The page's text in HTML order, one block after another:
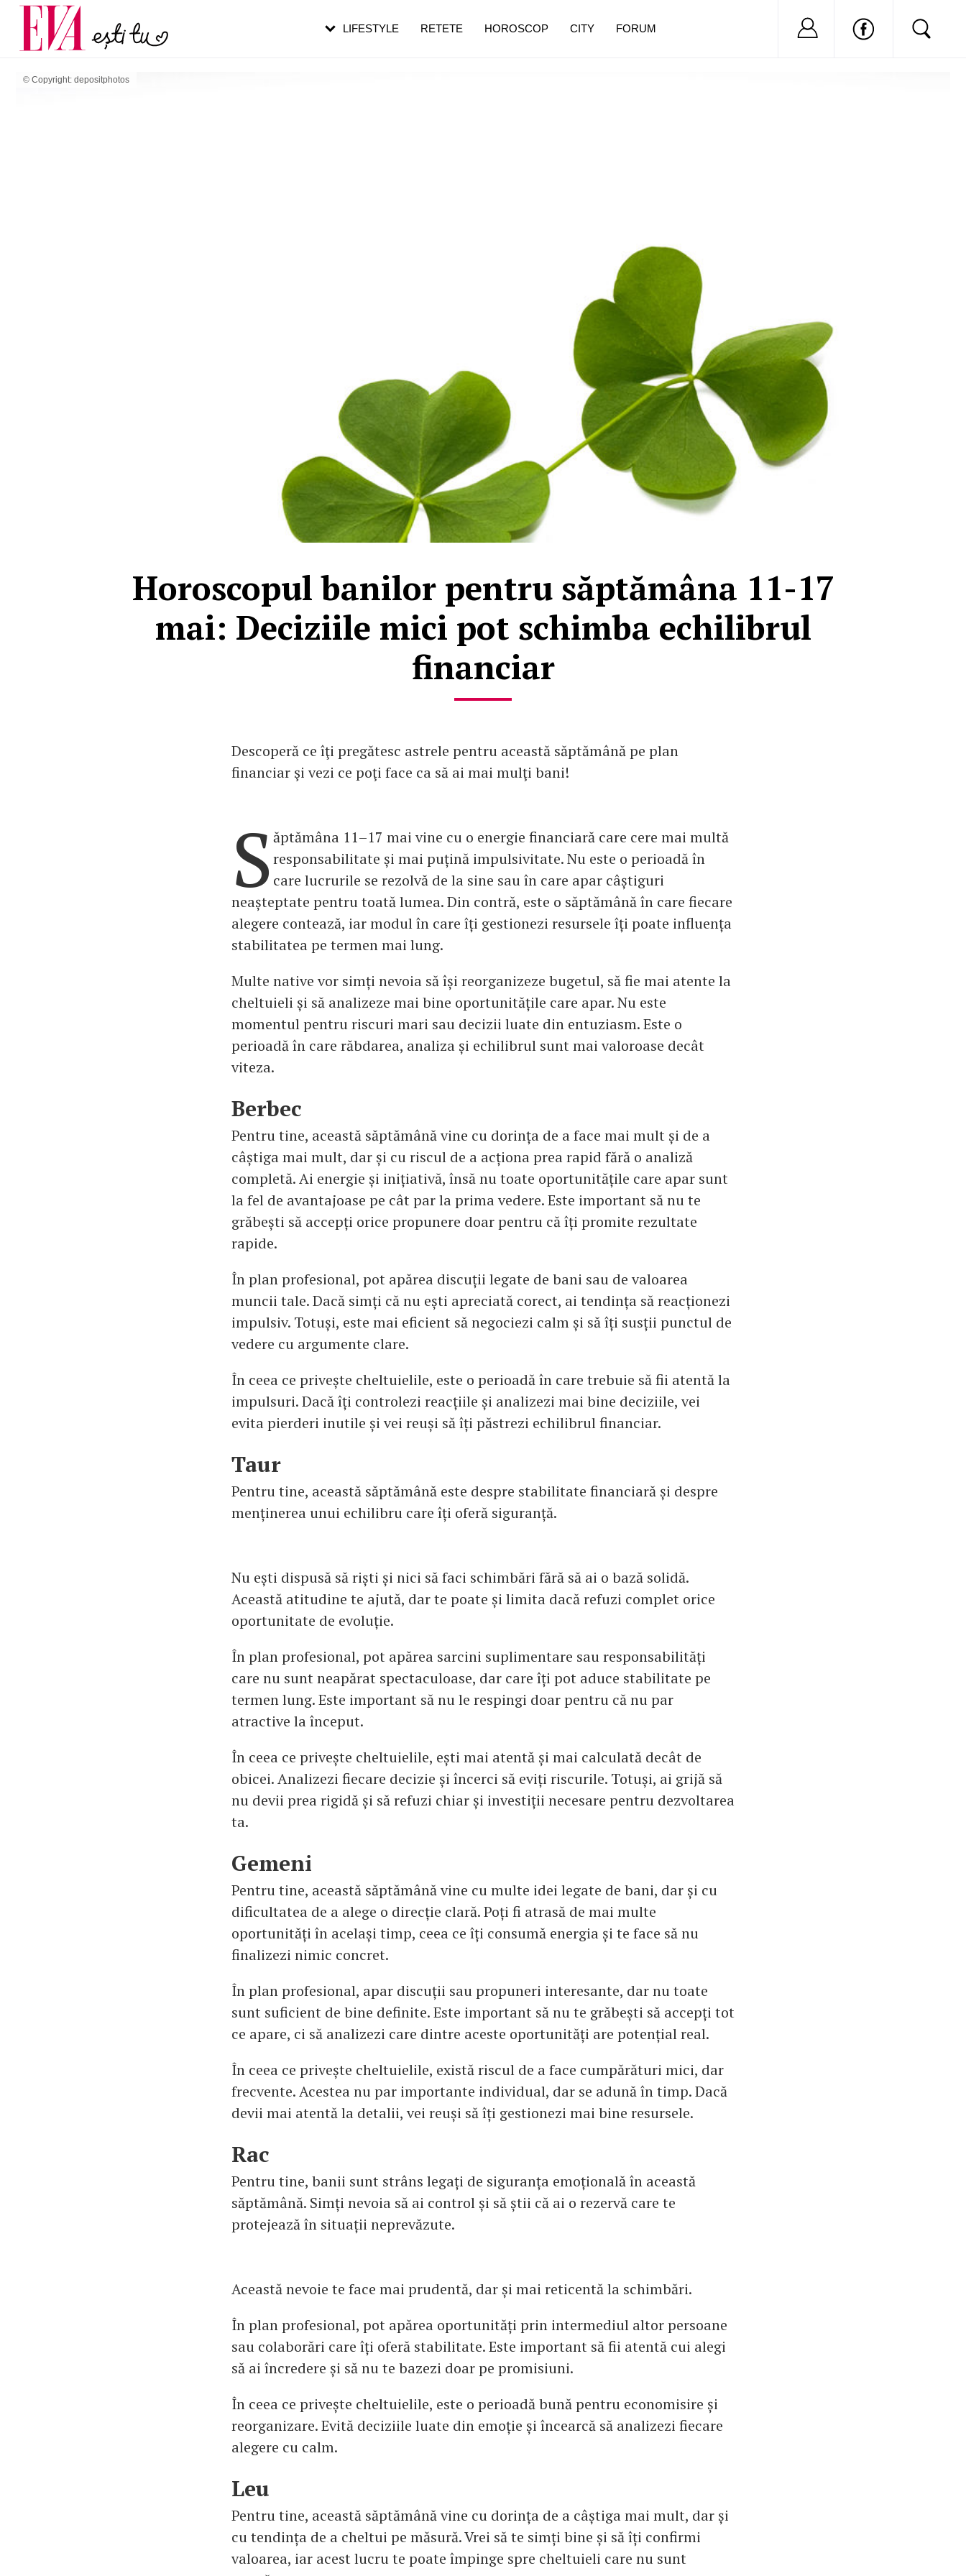
© Copyright: depositphotos
Horoscopul banilor pentru săptămâna 11-17
mai: Deciziile mici pot schimba echilibrul
financiar
Descoperă ce îţi pregătesc astrele pentru această săptămână pe plan
financiar şi vezi ce poţi face ca să ai mai mulţi bani!
S ăptămâna 11–17 mai vine cu o energie financiară care cere mai multă
responsabilitate și mai puțină impulsivitate. Nu este o perioadă în
care lucrurile se rezolvă de la sine sau în care apar câștiguri
neașteptate pentru toată lumea. Din contră, este o săptămână în care fiecare
alegere contează, iar modul în care îți gestionezi resursele îți poate influența
stabilitatea pe termen mai lung.
Multe native vor simți nevoia să își reorganizeze bugetul, să fie mai atente la
cheltuieli și să analizeze mai bine oportunitățile care apar. Nu este
momentul pentru riscuri mari sau decizii luate din entuziasm. Este o
perioadă în care răbdarea, analiza și echilibrul sunt mai valoroase decât
viteza.
Berbec
Pentru tine, această săptămână vine cu dorința de a face mai mult și de a
câștiga mai mult, dar și cu riscul de a acționa prea rapid fără o analiză
completă. Ai energie și inițiativă, însă nu toate oportunitățile care apar sunt
la fel de avantajoase pe cât par la prima vedere. Este important să nu te
grăbești să accepți orice propunere doar pentru că îți promite rezultate
rapide.
În plan profesional, pot apărea discuții legate de bani sau de valoarea
muncii tale. Dacă simți că nu ești apreciată corect, ai tendința să reacționezi
impulsiv. Totuși, este mai eficient să negociezi calm și să îți susții punctul de
vedere cu argumente clare.
În ceea ce privește cheltuielile, este o perioadă în care trebuie să fii atentă la
impulsuri. Dacă îți controlezi reacțiile și analizezi mai bine deciziile, vei
evita pierderi inutile și vei reuși să îți păstrezi echilibrul financiar.
Taur
Pentru tine, această săptămână este despre stabilitate financiară și despre
menținerea unui echilibru care îți oferă siguranță.
Nu ești dispusă să riști și nici să faci schimbări fără să ai o bază solidă.
Această atitudine te ajută, dar te poate și limita dacă refuzi complet orice
oportunitate de evoluție.
În plan profesional, pot apărea sarcini suplimentare sau responsabilități
care nu sunt neapărat spectaculoase, dar care îți pot aduce stabilitate pe
termen lung. Este important să nu le respingi doar pentru că nu par
atractive la început.
În ceea ce privește cheltuielile, ești mai atentă și mai calculată decât de
obicei. Analizezi fiecare decizie și încerci să eviți riscurile. Totuși, ai grijă să
nu devii prea rigidă și să refuzi chiar și investiții necesare pentru dezvoltarea
ta.
Gemeni
Pentru tine, această săptămână vine cu multe idei legate de bani, dar și cu
dificultatea de a alege o direcție clară. Poți fi atrasă de mai multe
oportunități în același timp, ceea ce îți consumă energia și te face să nu
finalizezi nimic concret.
În plan profesional, apar discuții sau propuneri interesante, dar nu toate
sunt suficient de bine definite. Este important să nu te grăbești să accepți tot
ce apare, ci să analizezi care dintre aceste oportunități are potențial real.
În ceea ce privește cheltuielile, există riscul de a face cumpărături mici, dar
frecvente. Acestea nu par importante individual, dar se adună în timp. Dacă
devii mai atentă la detalii, vei reuși să îți gestionezi mai bine resursele.
Rac
Pentru tine, banii sunt strâns legați de siguranța emoțională în această
săptămână. Simți nevoia să ai control și să știi că ai o rezervă care te
protejează în situații neprevăzute.
Această nevoie te face mai prudentă, dar și mai reticentă la schimbări.
În plan profesional, pot apărea oportunități prin intermediul altor persoane
sau colaborări care îți oferă stabilitate. Este important să fii atentă cui alegi
să ai încredere și să nu te bazezi doar pe promisiuni.
În ceea ce privește cheltuielile, este o perioadă bună pentru economisire și
reorganizare. Evită deciziile luate din emoție și încearcă să analizezi fiecare
alegere cu calm.
Leu
Pentru tine, această săptămână vine cu dorința de a câștiga mai mult, dar și
cu tendința de a cheltui pe măsură. Vrei să te simți bine și să îți confirmi
valoarea, iar acest lucru te poate împinge spre cheltuieli care nu sunt
LIFESTYLE RETETE HOROSCOP CITY FORUM Nu ai cont?
Carieră
Actualitate
pe măsură ce înaintezi în vârstă
de dureroasă este investigația